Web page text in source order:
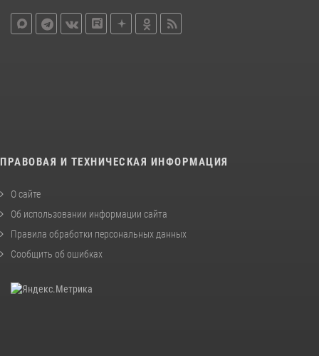
ПРАВОВАЯ И ТЕХНИЧЕСКАЯ ИНФОРМАЦИЯ
О сайте
Об использовании информации сайта
Правила обработки персональных данных
Сообщить об ошибках